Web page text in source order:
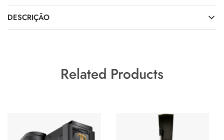
DESCRIÇÃO
Related Products